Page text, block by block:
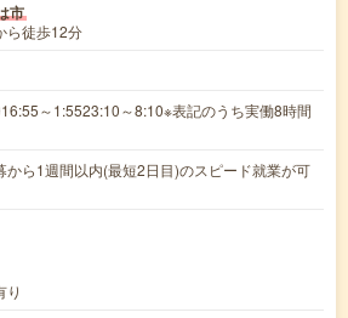
市
ら徒歩12分
～1:5523:10～8:10※表記のうち実働8時間
から1週間以内(最短2日目)のスピード就業が可
り